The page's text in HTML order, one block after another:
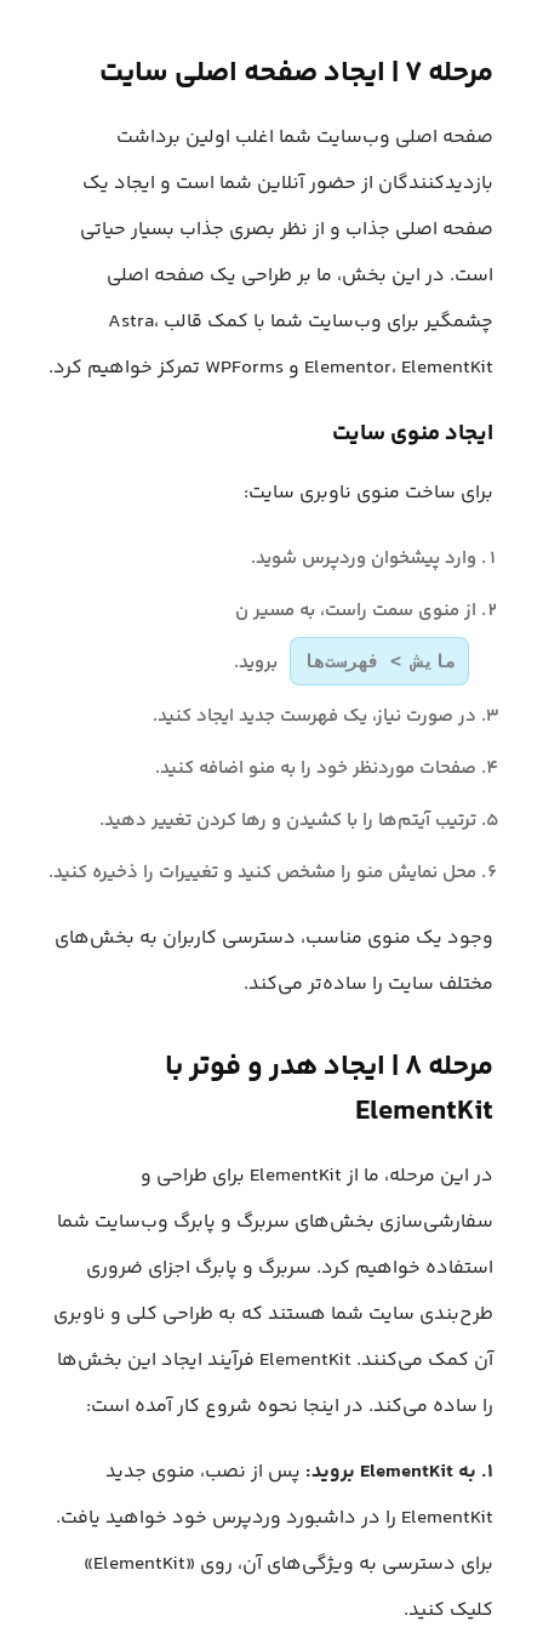
مرحله ۷ | ایجاد صفحه اصلی سایت
صفحه اصلی وب‌سایت شما اغلب اولین برداشت
بازدیدکنندگان از حضور آنلاین شما است و ایجاد یک
صفحه اصلی جذاب و از نظر بصری جذاب بسیار حیاتی
است. در این بخش، ما بر طراحی یک صفحه اصلی
چشمگیر برای وب‌سایت شما با کمک قالب Astra،
Elementor، ElementKit و WPForms تمرکز خواهیم کرد.
ایجاد منوی سایت
برای ساخت منوی ناوبری سایت:
وارد پیشخوان وردپرس شوید.
از منوی سمت راست، به مسیر ن
مایش > فهرست‌ها
بروید.
در صورت نیاز، یک فهرست جدید ایجاد کنید.
صفحات موردنظر خود را به منو اضافه کنید.
ترتیب آیتم‌ها را با کشیدن و رها کردن تغییر دهید.
محل نمایش منو را مشخص کنید و تغییرات را ذخیره کنید.
وجود یک منوی مناسب، دسترسی کاربران به بخش‌های
مختلف سایت را ساده‌تر می‌کند.
مرحله ۸ | ایجاد هدر و فوتر با
ElementKit
در این مرحله، ما از ElementKit برای طراحی و
سفارشی‌سازی بخش‌های سربرگ و پابرگ وب‌سایت شما
استفاده خواهیم کرد. سربرگ و پابرگ اجزای ضروری
طرح‌بندی سایت شما هستند که به طراحی کلی و ناوبری
آن کمک می‌کنند. ElementKit فرآیند ایجاد این بخش‌ها
را ساده می‌کند. در اینجا نحوه شروع کار آمده است:
۱. به ElementKit بروید:
پس از نصب، منوی جدید
ElementKit را در داشبورد وردپرس خود خواهید یافت.
برای دسترسی به ویژگی‌های آن، روی «ElementKit»
کلیک کنید.